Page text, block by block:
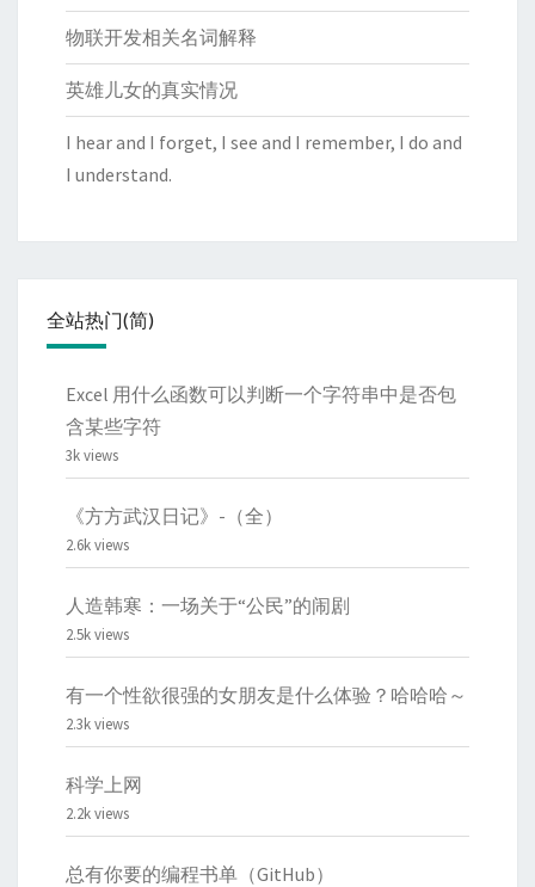
物联开发相关名词解释
英雄儿女的真实情况
I hear and I forget, I see and I remember, I do and
I understand.
全站热门(简)
Excel 用什么函数可以判断一个字符串中是否包
含某些字符
3k views
《方方武汉日记》-（全）
2.6k views
人造韩寒：一场关于“公民”的闹剧
2.5k views
有一个性欲很强的女朋友是什么体验？哈哈哈～
2.3k views
科学上网
2.2k views
总有你要的编程书单（GitHub）